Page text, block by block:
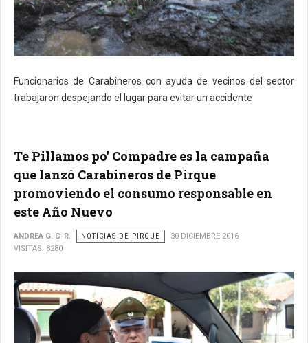
Funcionarios de Carabineros con ayuda de vecinos del sector
trabajaron despejando el lugar para evitar un accidente
Te Pillamos po’ Compadre es la campaña
que lanzó Carabineros de Pirque
promoviendo el consumo responsable en
este Año Nuevo
ANDREA G. C-R. NOTICIAS DE PIRQUE
30 DICIEMBRE 2016
VISITAS: 8280